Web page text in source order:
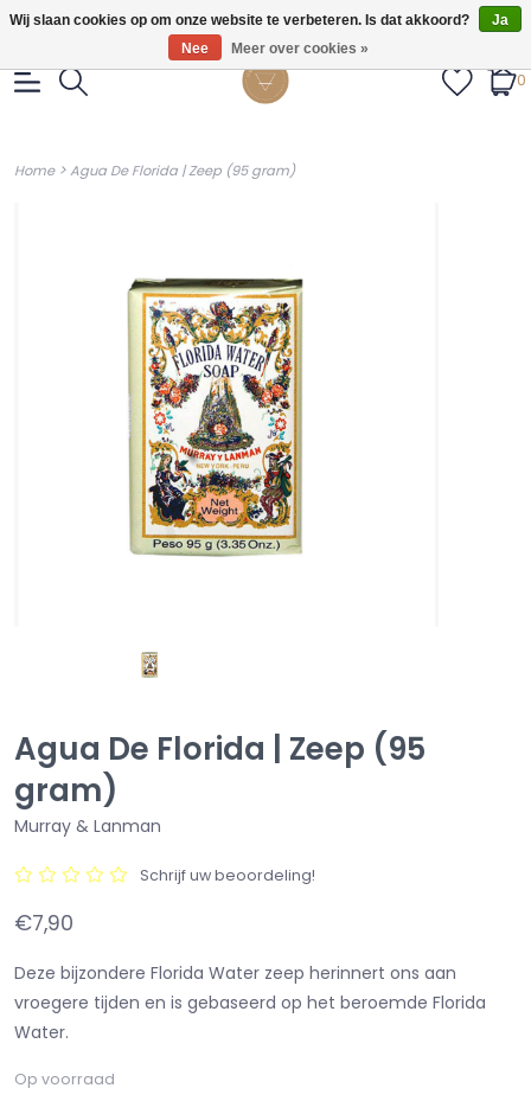
Gratis verzendig vanaf €55.
0
Home>Agua De Florida | Zeep (95 gram)
Agua De Florida | Zeep (95
gram)
Murray & Lanman
Schrijf uw beoordeling!
€7,90
Deze bijzondere Florida Water zeep herinnert ons aan
vroegere tijden en is gebaseerd op het beroemde Florida
Water.
Op voorraad
Wij slaan cookies op om onze website te verbeteren. Is dat akkoord?
Ja
Nee
Meer over cookies »